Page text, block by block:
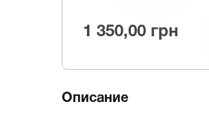
1 350,00 грн
Описание